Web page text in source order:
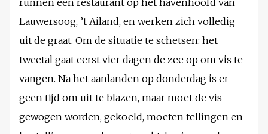
runnen een restaurant op het havenhoofd van
Lauwersoog, ’t Ailand, en werken zich volledig
uit de graat. Om de situatie te schetsen: het
tweetal gaat eerst vier dagen de zee op om vis te
vangen. Na het aanlanden op donderdag is er
geen tijd om uit te blazen, maar moet de vis
gewogen worden, gekoeld, moeten tellingen en